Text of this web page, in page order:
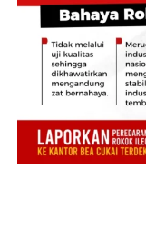
sebelum api
keluar dari salah
kemudian,
merambat ke
‎”Awalnya terlihat
Karena angin
asrama lainnya,”
Juan